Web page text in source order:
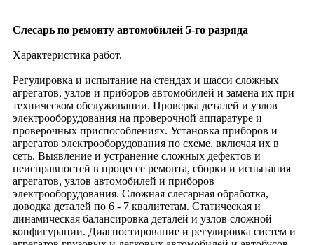
Слесарь по ремонту автомобилей 5-го разряда
Характеристика работ.
Регулировка и испытание на стендах и шасси сложных
агрегатов, узлов и приборов автомобилей и замена их при
техническом обслуживании. Проверка деталей и узлов
электрооборудования на проверочной аппаратуре и
проверочных приспособлениях. Установка приборов и
агрегатов электрооборудования по схеме, включая их в
сеть. Выявление и устранение сложных дефектов и
неисправностей в процессе ремонта, сборки и испытания
агрегатов, узлов автомобилей и приборов
электрооборудования. Сложная слесарная обработка,
доводка деталей по 6 - 7 квалитетам. Статическая и
динамическая балансировка деталей и узлов сложной
конфигурации. Диагностирование и регулировка систем и